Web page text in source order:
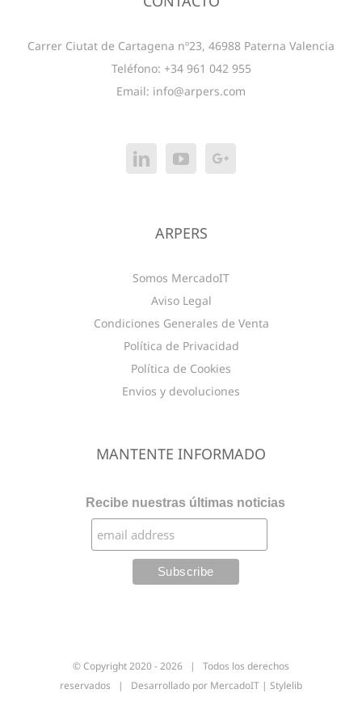
Carrer Ciutat de Cartagena nº23, 46988 Paterna Valencia
Teléfono: +34 961 042 955
Email: info@arpers.com
ARPERS
Somos MercadoIT
Aviso Legal
Condiciones Generales de Venta
Política de Privacidad
Política de Cookies
Envios y devoluciones
MANTENTE INFORMADO
Recibe nuestras últimas noticias
© Copyright 2020 -2026 | Todos los derechos
reservados | Desarrollado por MercadoIT | Stylelib